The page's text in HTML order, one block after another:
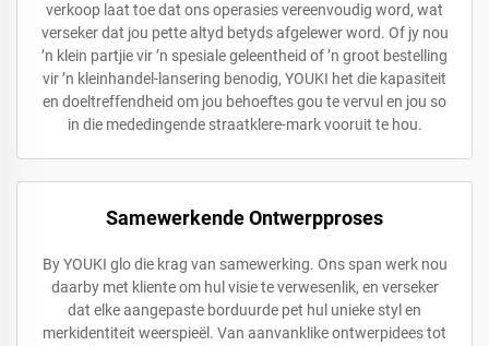
verkoop laat toe dat ons operasies vereenvoudig word, wat
verseker dat jou pette altyd betyds afgelewer word. Of jy nou
’n klein partjie vir ’n spesiale geleentheid of ’n groot bestelling
vir ’n kleinhandel-lansering benodig, YOUKI het die kapasiteit
en doeltreffendheid om jou behoeftes gou te vervul en jou so
in die mededingende straatklere-mark vooruit te hou.
Samewerkende Ontwerpproses
By YOUKI glo die krag van samewerking. Ons span werk nou
daarby met kliente om hul visie te verwesenlik, en verseker
dat elke aangepaste borduurde pet hul unieke styl en
merkidentiteit weerspieël. Van aanvanklike ontwerpidees tot